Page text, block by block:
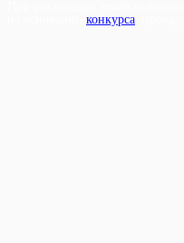
конкурса